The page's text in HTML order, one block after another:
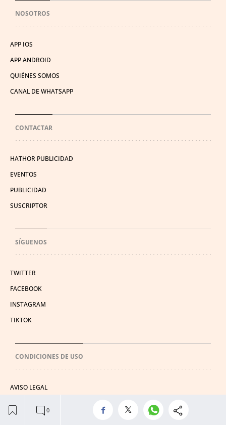
NOSOTROS
APP IOS
APP ANDROID
QUIÉNES SOMOS
CANAL DE WHATSAPP
CONTACTAR
HATHOR PUBLICIDAD
EVENTOS
PUBLICIDAD
SUSCRIPTOR
SÍGUENOS
TWITTER
FACEBOOK
INSTAGRAM
TIKTOK
CONDICIONES DE USO
AVISO LEGAL